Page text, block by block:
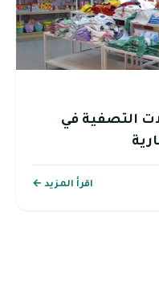
التصفية في
اقرأ المزيد ←